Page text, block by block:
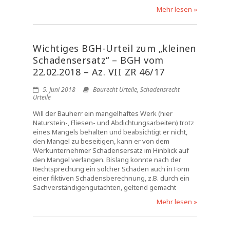
Mehr lesen »
Wichtiges BGH-Urteil zum „kleinen
Schadensersatz“ – BGH vom
22.02.2018 – Az. VII ZR 46/17
5. Juni 2018 Baurecht Urteile, Schadensrecht
Urteile
Will der Bauherr ein mangelhaftes Werk (hier
Naturstein-, Fliesen- und Abdichtungsarbeiten) trotz
eines Mangels behalten und beabsichtigt er nicht,
den Mangel zu beseitigen, kann er von dem
Werkunternehmer Schadensersatz im Hinblick auf
den Mangel verlangen. Bislang konnte nach der
Rechtsprechung ein solcher Schaden auch in Form
einer fiktiven Schadensberechnung, z.B. durch ein
Sachverständigengutachten, geltend gemacht
Mehr lesen »